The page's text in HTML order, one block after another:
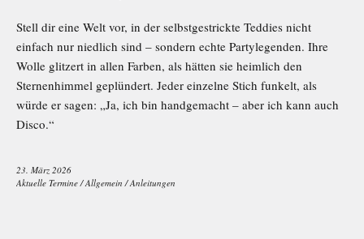
Stell dir eine Welt vor, in der selbstgestrickte Teddies nicht
einfach nur niedlich sind – sondern echte Partylegenden. Ihre
Wolle glitzert in allen Farben, als hätten sie heimlich den
Sternenhimmel geplündert. Jeder einzelne Stich funkelt, als
würde er sagen: „Ja, ich bin handgemacht – aber ich kann auch
Disco.“
23. März 2026
Aktuelle Termine /Allgemein /Anleitungen